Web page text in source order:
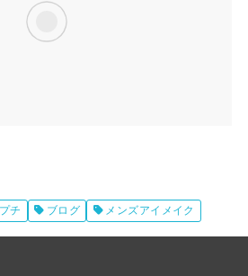
チ ブログ メンズアイメイク